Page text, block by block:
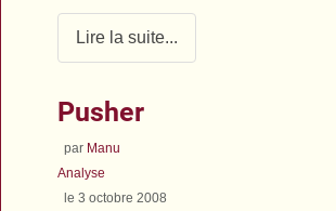
Lire la suite...
Pusher
par Manu
Analyse
le 3 octobre 2008